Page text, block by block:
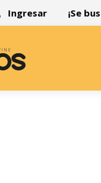
Ingresar ¡Se